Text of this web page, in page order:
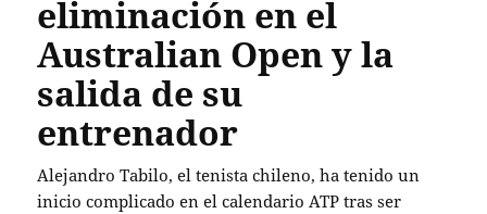
eliminación en el
Australian Open y la
salida de su
entrenador
Alejandro Tabilo, el tenista chileno, ha tenido un
inicio complicado en el calendario ATP tras ser